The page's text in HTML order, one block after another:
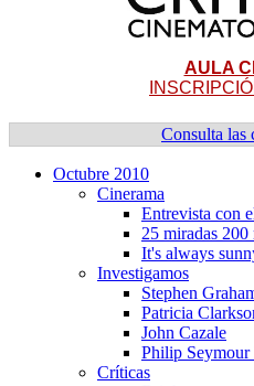
AULA
Consulta las
Octubre 2010
Cinerama
Entrevista con
25 miradas 200
It's always
Investigamos
Stephen
Patricia
John Cazale
Philip
Crí­ticas